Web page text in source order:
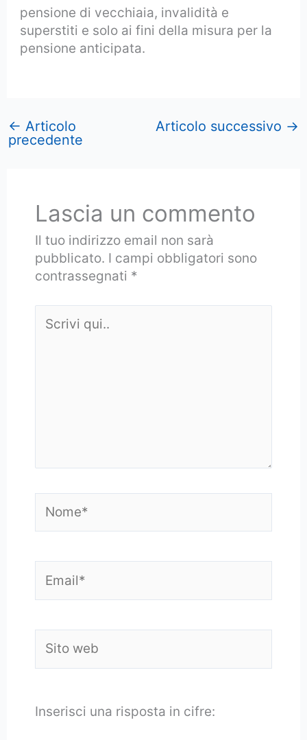
pensione di vecchiaia, invalidità e
superstiti e solo ai fini della misura per la
pensione anticipata.
← Articolo
precedente
Articolo successivo →
Lascia un commento
Il tuo indirizzo email non sarà
pubblicato. I campi obbligatori sono
contrassegnati *
qui..
web
Inserisci una risposta in cifre: